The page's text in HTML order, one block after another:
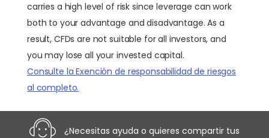
carries a high level of risk since leverage can work
both to your advantage and disadvantage. As a
result, CFDs are not suitable for all investors, and
you may lose all your invested capital.
Consulte la Exención de responsabilidad de riesgos
al completo.
¿Necesitas ayuda o quieres compartir tus